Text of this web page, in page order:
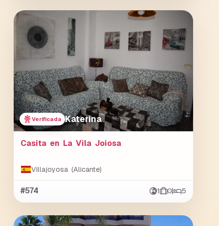
Verificada Katerina
Casita en La Vila Joiosa
Villajoyosa (Alicante)
#574 1 0 5